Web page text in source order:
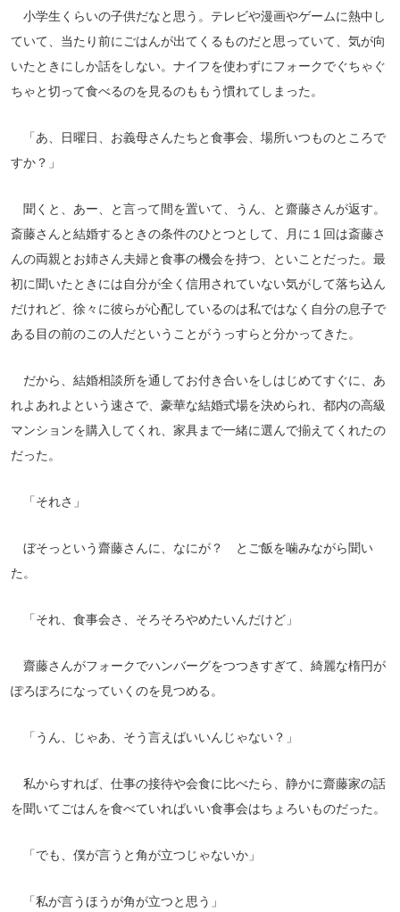
小学生くらいの子供だなと思う。テレビや漫画やゲームに熱中し
ていて、当たり前にごはんが出てくるものだと思っていて、気が向
いたときにしか話をしない。ナイフを使わずにフォークでぐちゃぐ
ちゃと切って食べるのを見るのももう慣れてしまった。
「あ、日曜日、お義母さんたちと食事会、場所いつものところで
すか？」
聞くと、あー、と言って間を置いて、うん、と齋藤さんが返す。
斎藤さんと結婚するときの条件のひとつとして、月に１回は斎藤さ
んの両親とお姉さん夫婦と食事の機会を持つ、といことだった。最
初に聞いたときには自分が全く信用されていない気がして落ち込ん
だけれど、徐々に彼らが心配しているのは私ではなく自分の息子で
ある目の前のこの人だということがうっすらと分かってきた。
だから、結婚相談所を通してお付き合いをしはじめてすぐに、あ
れよあれよという速さで、豪華な結婚式場を決められ、都内の高級
マンションを購入してくれ、家具まで一緒に選んで揃えてくれたの
だった。
「それさ」
ぼそっという齋藤さんに、なにが？ とご飯を噛みながら聞い
た。
「それ、食事会さ、そろそろやめたいんだけど」
齋藤さんがフォークでハンバーグをつつきすぎて、綺麗な楕円が
ぽろぽろになっていくのを見つめる。
「うん、じゃあ、そう言えばいいんじゃない？」
私からすれば、仕事の接待や会食に比べたら、静かに齋藤家の話
を聞いてごはんを食べていればいい食事会はちょろいものだった。
「でも、僕が言うと角が立つじゃないか」
「私が言うほうが角が立つと思う」